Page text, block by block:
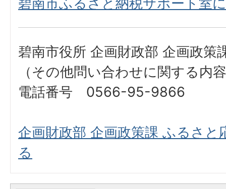
碧南市役所 企画財政部 企画政策
（その他問い合わせに関する内
電話番号 0566-95-9866
企画財政部 企画政策課 ふるさと
る